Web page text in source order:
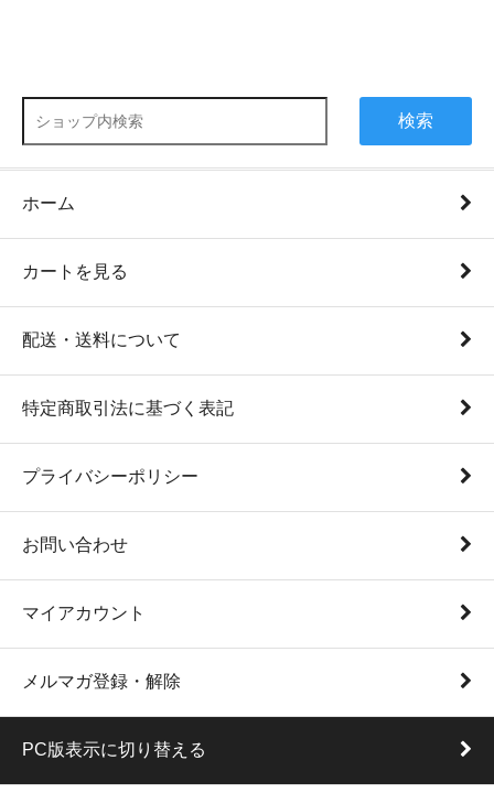
検索
ホーム
カートを見る
配送・送料について
特定商取引法に基づく表記
プライバシーポリシー
お問い合わせ
マイアカウント
メルマガ登録・解除
PC版表示に切り替える